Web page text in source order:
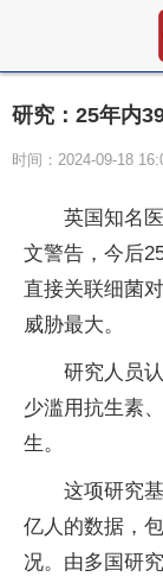
研究：25年内
时间：2024-09-18
英国知名
文警告，今后
直接关联细菌
威胁最大。
研究人员
少滥用抗生素
生。
这项研究
亿人的数据，
况。由多国研